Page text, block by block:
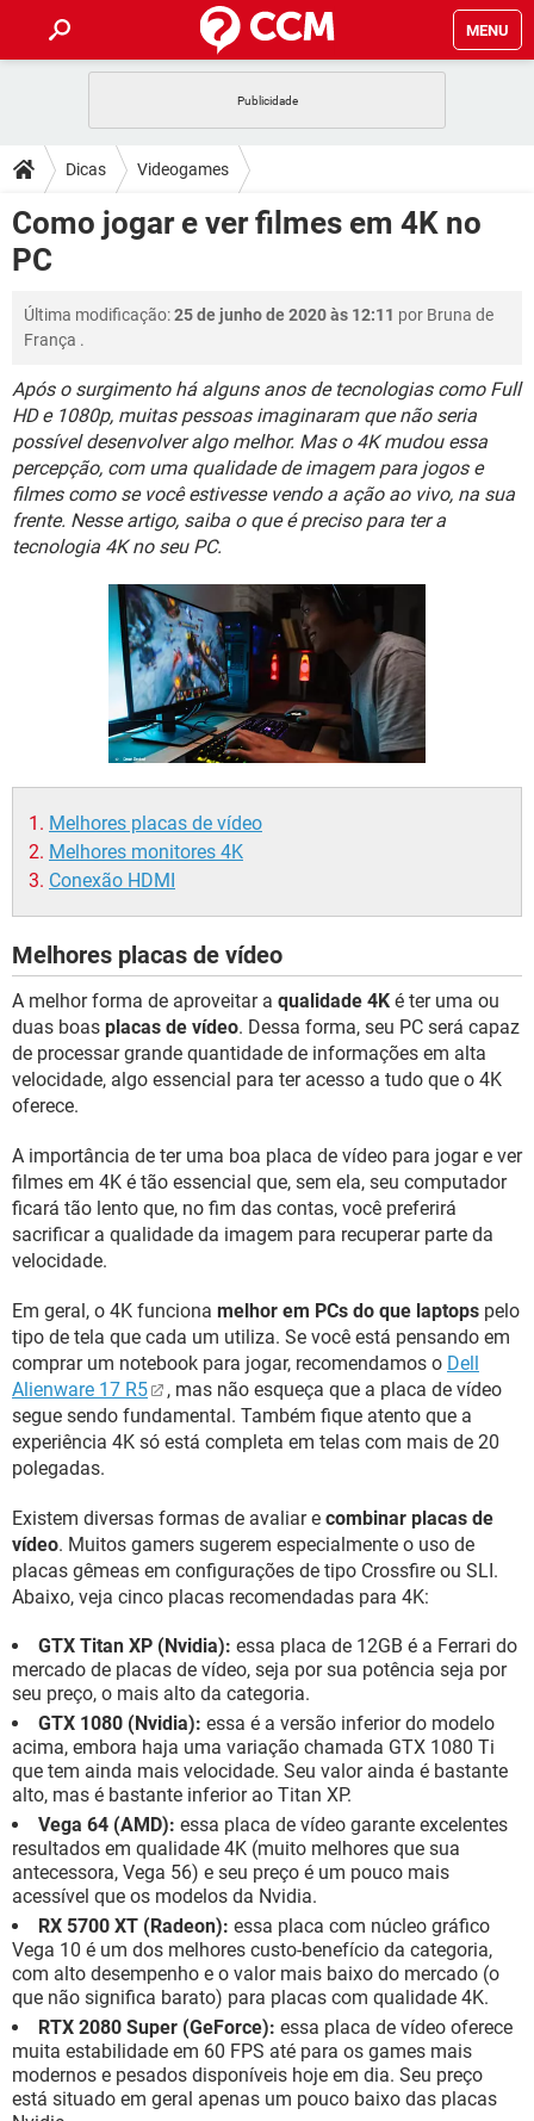
MENU
CELULAR
OUTLOOK EXCEL
INSTAGRAM
DICAS
JOGOS
CELULAR FACEBOOK
INSTAGRAM GMAIL
DOWNLOADS
JOGOS
OUTLOOK
INSTAGRAM GMAIL
GUIA DE COMPRAS
FÓRUM
JOGOS WHATSAPP
OUTLOOK EXCEL
INSTAGRAM GMAIL
GUIA DE COMPRAS
GLOSSÁRIO
JOGOS WHATSAPP
CELULAR FACEBOOK
OUTLOOK EXCEL
INSTAGRAM GMAIL
GUIA DE COMPRAS
Dicas Videogames
Como jogar e ver filmes em 4K no
PC
Última modificação:25 de junho de 2020 às 12:11 por Bruna de
França .
Após o surgimento há alguns anos de tecnologias como Full
HD e 1080p, muitas pessoas imaginaram que não seria
possível desenvolver algo melhor. Mas o 4K mudou essa
percepção, com uma qualidade de imagem para jogos e
filmes como se você estivesse vendo a ação ao vivo, na sua
frente. Nesse artigo, saiba o que é preciso para ter a
tecnologia 4K no seu PC.
Melhores placas de vídeo
Melhores monitores 4K
Conexão HDMI
Melhores placas de vídeo
A melhor forma de aproveitar a qualidade 4K é ter uma ou
duas boas placas de vídeo. Dessa forma, seu PC será capaz
de processar grande quantidade de informações em alta
velocidade, algo essencial para ter acesso a tudo que o 4K
oferece.
A importância de ter uma boa placa de vídeo para jogar e ver
filmes em 4K é tão essencial que, sem ela, seu computador
ficará tão lento que, no fim das contas, você preferirá
sacrificar a qualidade da imagem para recuperar parte da
velocidade.
Em geral, o 4K funciona melhor em PCs do que laptops pelo
tipo de tela que cada um utiliza. Se você está pensando em
comprar um notebook para jogar, recomendamos o Dell
Alienware 17 R5
, mas não esqueça que a placa de vídeo
segue sendo fundamental. Também fique atento que a
experiência 4K só está completa em telas com mais de 20
polegadas.
Existem diversas formas de avaliar e combinar placas de
vídeo. Muitos gamers sugerem especialmente o uso de
placas gêmeas em configurações de tipo Crossfire ou SLI.
Abaixo, veja cinco placas recomendadas para 4K:
GTX Titan XP (Nvidia): essa placa de 12GB é a Ferrari do
mercado de placas de vídeo, seja por sua potência seja por
seu preço, o mais alto da categoria.
GTX 1080 (Nvidia): essa é a versão inferior do modelo
acima, embora haja uma variação chamada GTX 1080 Ti
que tem ainda mais velocidade. Seu valor ainda é bastante
alto, mas é bastante inferior ao Titan XP.
Vega 64 (AMD): essa placa de vídeo garante excelentes
resultados em qualidade 4K (muito melhores que sua
antecessora, Vega 56) e seu preço é um pouco mais
acessível que os modelos da Nvidia.
RX 5700 XT (Radeon): essa placa com núcleo gráfico
Vega 10 é um dos melhores custo-benefício da categoria,
com alto desempenho e o valor mais baixo do mercado (o
que não significa barato) para placas com qualidade 4K.
RTX 2080 Super (GeForce): essa placa de vídeo oferece
muita estabilidade em 60 FPS até para os games mais
modernos e pesados disponíveis hoje em dia. Seu preço
está situado em geral apenas um pouco baixo das placas